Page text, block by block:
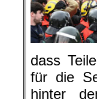
dass
für die
hinter